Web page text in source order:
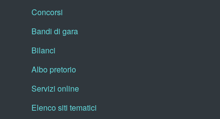
Concorsi
Bandi di gara
Bilanci
Albo pretorio
Servizi online
Elenco siti tematici